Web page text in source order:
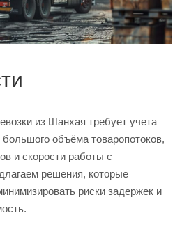
из Шанхая требует учета
объёма товаропотоков,
и скорости работы с
решения, которые
риски задержек и